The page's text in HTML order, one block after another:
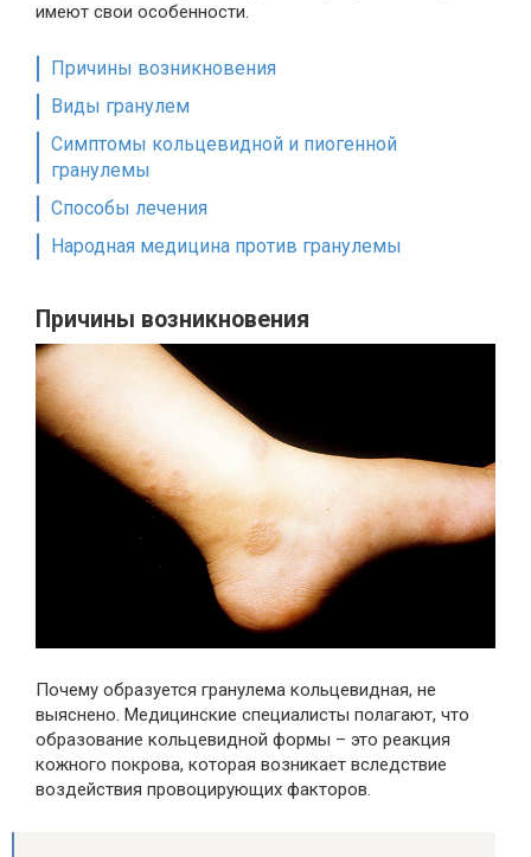
имеют свои особенности.
Причины возникновения
Виды гранулем
Симптомы кольцевидной и пиогенной
гранулемы
Способы лечения
Народная медицина против гранулемы
Причины возникновения
Почему образуется гранулема кольцевидная, не
выяснено. Медицинские специалисты полагают, что
образование кольцевидной формы – это реакция
кожного покрова, которая возникает вследствие
воздействия провоцирующих факторов.